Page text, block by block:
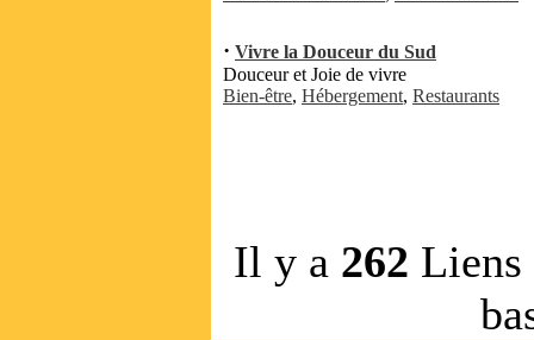
· Vivre la Douceur du Sud
Douceur et Joie de vivre
Bien-être, Hébergement, Restaurants
Il y a 262